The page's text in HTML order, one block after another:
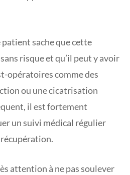
sache que cette
risque et qu’il peut y avoir
opératoires comme des
ou une cicatrisation
il est fortement
un suivi médical régulier
attention à ne pas soulever